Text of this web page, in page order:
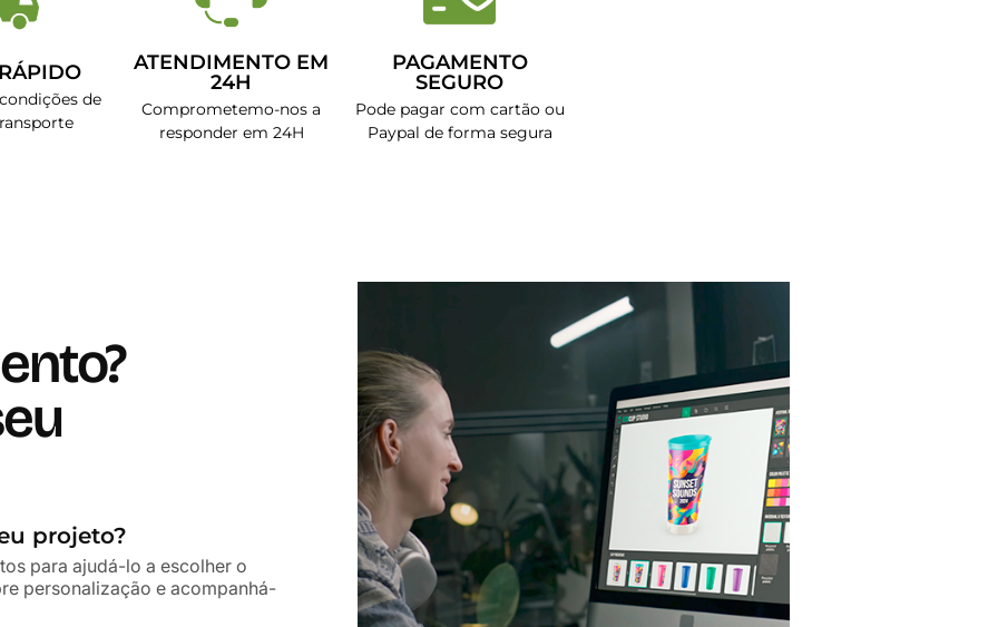
de
ATENDIMENTO EM
24H
Comprometemo-nos a
responder em 24H
PAGAMENTO
SEGURO
Pode pagar com cartão ou
Paypal de forma segura
projeto?
para ajudá-lo a escolher o
personalização e acompanhá-